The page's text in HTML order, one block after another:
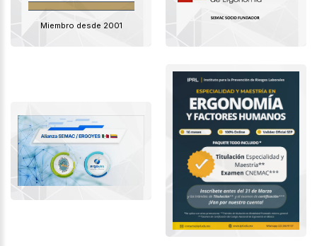
Miembro desde 2001